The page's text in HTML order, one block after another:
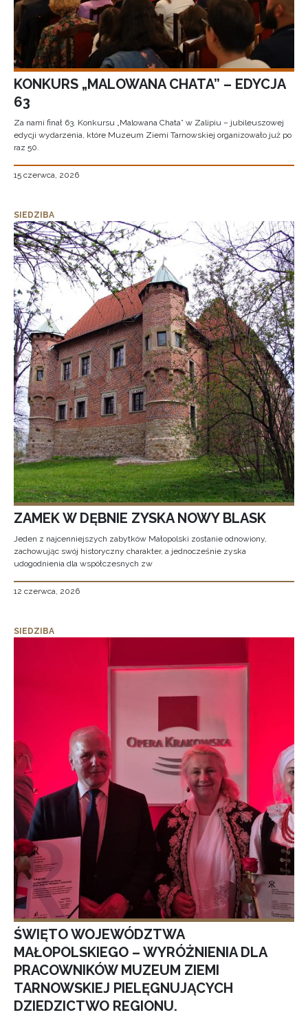
KONKURS „MALOWANA CHATA” – EDYCJA
63
Za nami finał 63. Konkursu „Malowana Chata” w Zalipiu – jubileuszowej
edycji wydarzenia, które Muzeum Ziemi Tarnowskiej organizowało już po
raz 50.
15 czerwca, 2026
SIEDZIBA
ZAMEK W DĘBNIE ZYSKA NOWY BLASK
Jeden z najcenniejszych zabytków Małopolski zostanie odnowiony,
zachowując swój historyczny charakter, a jednocześnie zyska
udogodnienia dla współczesnych zw
12 czerwca, 2026
SIEDZIBA
ŚWIĘTO WOJEWÓDZTWA
MAŁOPOLSKIEGO – WYRÓŻNIENIA DLA
PRACOWNIKÓW MUZEUM ZIEMI
TARNOWSKIEJ PIELĘGNUJĄCYCH
DZIEDZICTWO REGIONU.